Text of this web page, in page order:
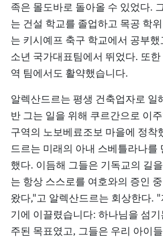
족은 몰도바로 돌아올 수 있었다.
는 건설 학교를 졸업하고 목공 학
는 키시예프 축구 학교에서 공부했
소년 국가대표팀에서 뛰었다. 또
역 팀에서도 활약했습니다.
알렉산드르는 평생 건축업자로 일
반 그는 일을 위해 쿠르간으로 이
구역의 노보베료조보 마을에 정
드르는 미래의 아내 스베틀라나를
했다. 이듬해 그들은 기독교의 길
는 항상 스스로를 여호와의 증인
왔다,"고 알렉산드르는 회상한다.
기에 이끌렸습니다: 하나님을 섬
주된 목표였고, 그들은 우리 아이